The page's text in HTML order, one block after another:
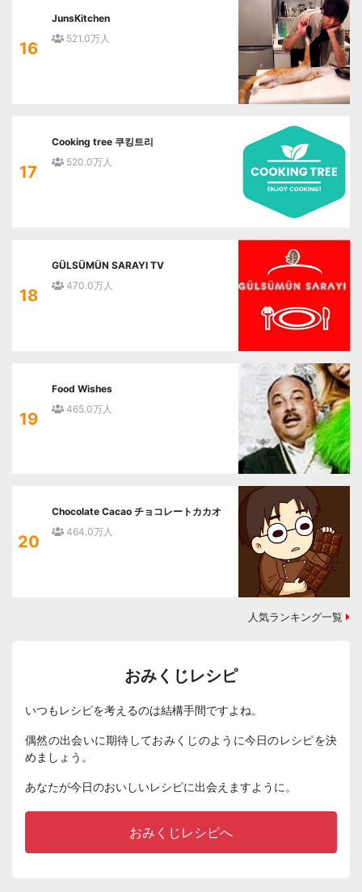
16
JunsKitchen
521.0万人
17
Cooking tree 쿠킹트리
520.0万人
18
GÜLSÜMÜN SARAYI TV
470.0万人
19
Food Wishes
465.0万人
20
Chocolate Cacao チョコレートカカオ
464.0万人
人気ランキング一覧
おみくじレシピ
いつもレシピを考えるのは結構手間ですよね。
偶然の出会いに期待しておみくじのように今日のレシピを決
めましょう。
あなたが今日のおいしいレシピに出会えますように。
おみくじレシピへ